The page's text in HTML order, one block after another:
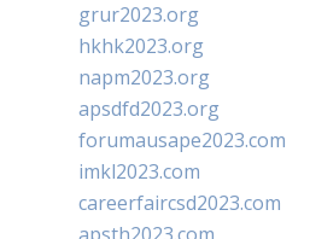
grur2023.org
hkhk2023.org
napm2023.org
apsdfd2023.org
forumausape2023.com
imkl2023.com
careerfaircsd2023.com